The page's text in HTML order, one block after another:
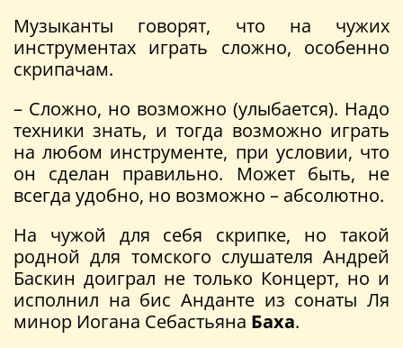
Музыканты говорят, что на чужих
инструментах играть сложно, особенно
скрипачам.
– Сложно, но возможно (улыбается). Надо
техники знать, и тогда возможно играть
на любом инструменте, при условии, что
он сделан правильно. Может быть, не
всегда удобно, но возможно – абсолютно.
На чужой для себя скрипке, но такой
родной для томского слушателя Андрей
Баскин доиграл не только Концерт, но и
исполнил на бис Анданте из сонаты Ля
минор Иогана Себастьяна Баха.